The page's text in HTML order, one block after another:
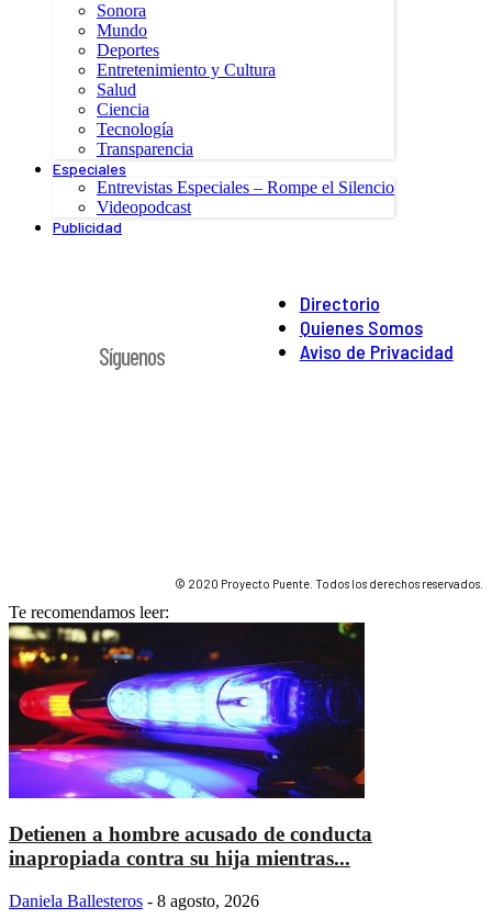
Sonora
Mundo
Deportes
Entretenimiento y Cultura
Salud
Ciencia
Tecnología
Transparencia
Especiales
Entrevistas Especiales – Rompe el Silencio
Videopodcast
Publicidad
Directorio
Quienes Somos
Aviso de Privacidad
Síguenos
© 2020 Proyecto Puente. Todos los derechos reservados.
Te recomendamos leer:
Detienen a hombre acusado de conducta
inapropiada contra su hija mientras...
Daniela Ballesteros - 8 agosto, 2026